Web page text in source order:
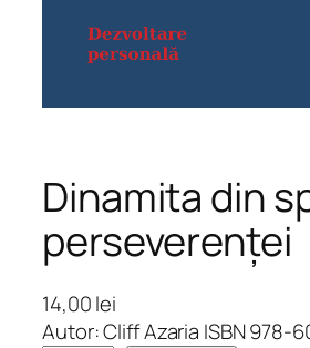
Dinamita din
perseverenței
14,00lei
Autor: Cliff Azaria ISBN 978-